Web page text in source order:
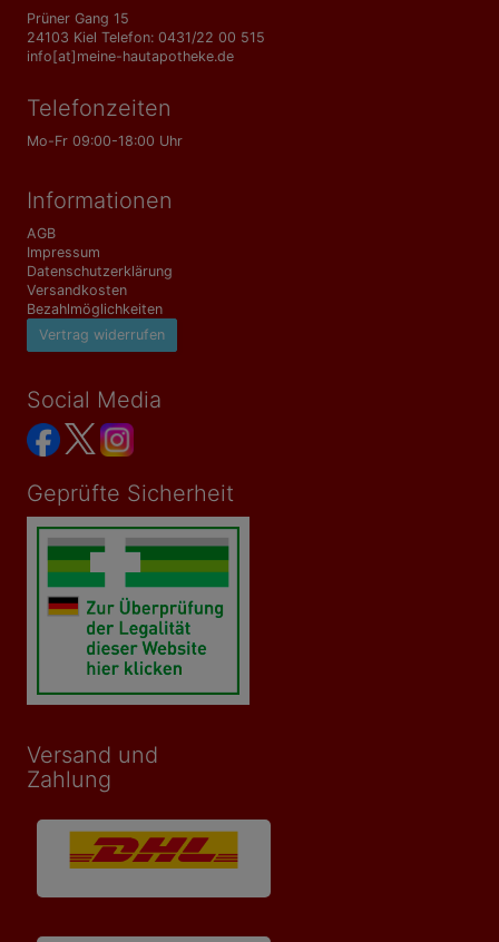
Prüner Gang 15
24103 Kiel Telefon: 0431/22 00 515
info[at]meine-hautapotheke.de
Telefonzeiten
Mo-Fr 09:00-18:00 Uhr
Informationen
AGB
Impressum
Datenschutzerklärung
Versandkosten
Bezahlmöglichkeiten
Vertrag widerrufen
Social Media
Geprüfte Sicherheit
Versand und
Zahlung